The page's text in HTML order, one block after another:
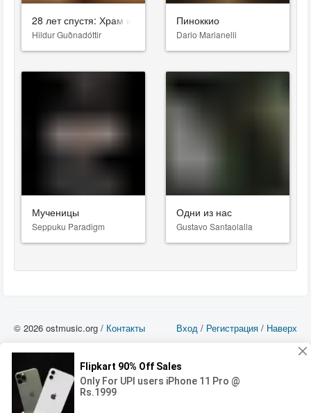
28 лет спустя: Храм костей
Hildur Guðnadóttir
Пиноккио
Dario Marianelli
Мученицы
Seppuku Paradigm
Одни из нас
Gustavo Santaolalla
Вход / Регистрация / Наверх
© 2026 ostmusic.org / Контакты
можете использовать такие материалы только в том в случае, если
использование производится с ознакомительными целями - для прочих целей
вы должны приобрести лицензионную запись.